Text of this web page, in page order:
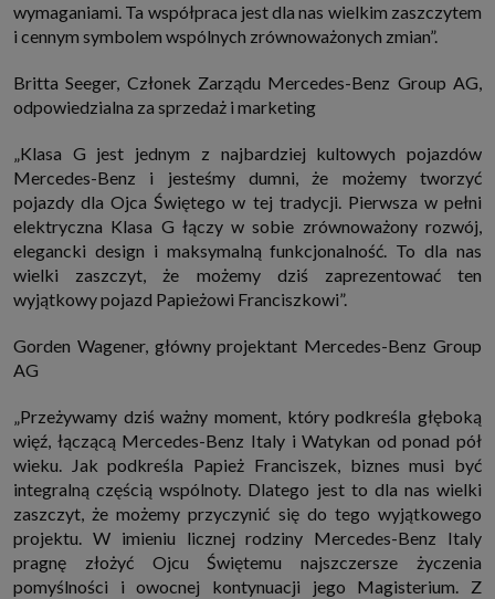
wymaganiami. Ta współpraca jest dla nas wielkim zaszczytem
i cennym symbolem wspólnych zrównoważonych zmian”.
Britta Seeger, Członek Zarządu Mercedes-Benz Group AG,
odpowiedzialna za sprzedaż i marketing
„Klasa G jest jednym z najbardziej kultowych pojazdów
Mercedes-Benz i jesteśmy dumni, że możemy tworzyć
pojazdy dla Ojca Świętego w tej tradycji. Pierwsza w pełni
elektryczna Klasa G łączy w sobie zrównoważony rozwój,
elegancki design i maksymalną funkcjonalność. To dla nas
wielki zaszczyt, że możemy dziś zaprezentować ten
wyjątkowy pojazd Papieżowi Franciszkowi”.
Gorden Wagener, główny projektant Mercedes-Benz Group
AG
„Przeżywamy dziś ważny moment, który podkreśla głęboką
więź, łączącą Mercedes-Benz Italy i Watykan od ponad pół
wieku. Jak podkreśla Papież Franciszek, biznes musi być
integralną częścią wspólnoty. Dlatego jest to dla nas wielki
zaszczyt, że możemy przyczynić się do tego wyjątkowego
projektu. W imieniu licznej rodziny Mercedes-Benz Italy
pragnę złożyć Ojcu Świętemu najszczersze życzenia
pomyślności i owocnej kontynuacji jego Magisterium. Z